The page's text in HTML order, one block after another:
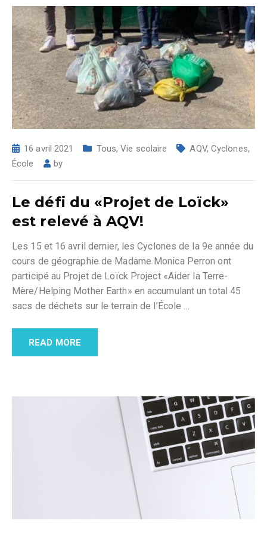
16 avril 2021 Tous,Vie scolaire AQV, Cyclones,
École
by
Le défi du «Projet de Loïck»
est relevé à AQV!
Les 15 et 16 avril dernier, les Cyclones de la 9e année du
cours de géographie de Madame Monica Perron ont
participé au Projet de Loïck Project «Aider la Terre-
Mère/Helping Mother Earth» en accumulant un total 45
sacs de déchets sur le terrain de l’École…
READ MORE